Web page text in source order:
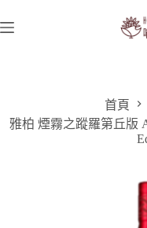
至
首頁
雅柏 煙霧之蹤羅第丘版